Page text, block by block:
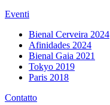
Eventi
Bienal Cerveira 2024
Afinidades 2024
Bienal Gaia 2021
Tokyo 2019
Paris 2018
Contatto